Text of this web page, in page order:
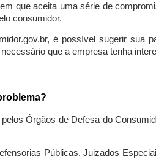
que aceita uma série de
consumidor.
é possível sugerir sua
que a empresa tenha
Órgãos de Defesa do
Públicas, Juizados